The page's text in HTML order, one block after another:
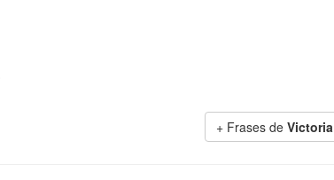
+ Frases de Victoria